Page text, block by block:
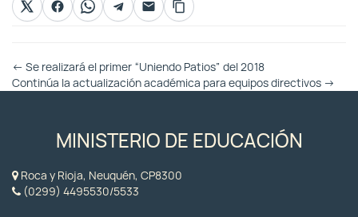
Otras
Entradas
← Se realizará el primer “Uniendo Patios” del 2018
Continúa la actualización académica para equipos directivos →
MINISTERIO DE EDUCACIÓN
Roca y Rioja, Neuquén, CP8300
(0299) 4495530/5533